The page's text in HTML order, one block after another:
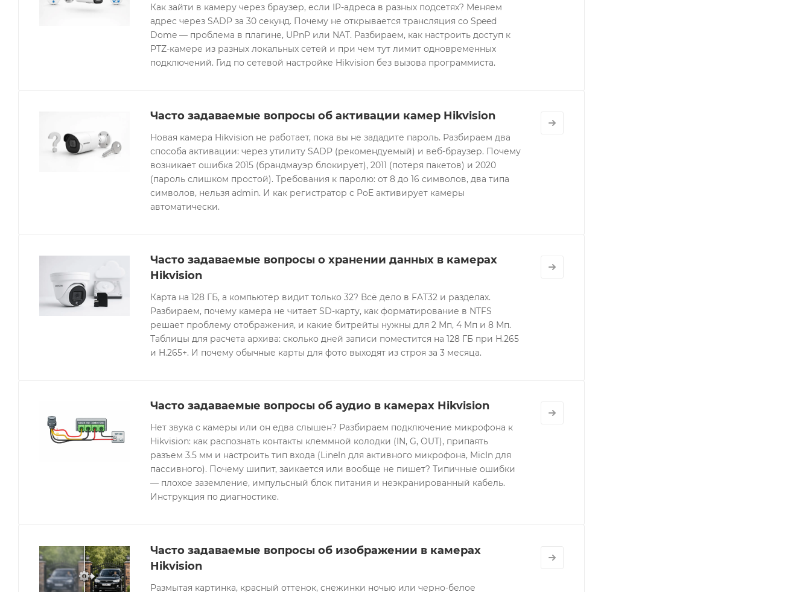
Как зайти в камеру через браузер, если IP-адреса в разных подсетях? Меняем
адрес через SADP за 30 секунд. Почему не открывается трансляция со Speed
Dome — проблема в плагине, UPnP или NAT. Разбираем, как настроить доступ к
PTZ-камере из разных локальных сетей и при чем тут лимит одновременных
подключений. Гид по сетевой настройке Hikvision без вызова программиста.
Часто задаваемые вопросы об активации камер Hikvision
Новая камера Hikvision не работает, пока вы не зададите пароль. Разбираем два
способа активации: через утилиту SADP (рекомендуемый) и веб-браузер. Почему
возникает ошибка 2015 (брандмауэр блокирует), 2011 (потеря пакетов) и 2020
(пароль слишком простой). Требования к паролю: от 8 до 16 символов, два типа
символов, нельзя admin. И как регистратор с PoE активирует камеры
автоматически.
Часто задаваемые вопросы о хранении данных в камерах
Hikvision
Карта на 128 ГБ, а компьютер видит только 32? Всё дело в FAT32 и разделах.
Разбираем, почему камера не читает SD-карту, как форматирование в NTFS
решает проблему отображения, и какие битрейты нужны для 2 Мп, 4 Мп и 8 Мп.
Таблицы для расчета архива: сколько дней записи поместится на 128 ГБ при H.265
и H.265+. И почему обычные карты для фото выходят из строя за 3 месяца.
Часто задаваемые вопросы об аудио в камерах Hikvision
Нет звука с камеры или он едва слышен? Разбираем подключение микрофона к
Hikvision: как распознать контакты клеммной колодки (IN, G, OUT), припаять
разъем 3.5 мм и настроить тип входа (LineIn для активного микрофона, MicIn для
пассивного). Почему шипит, заикается или вообще не пишет? Типичные ошибки
— плохое заземление, импульсный блок питания и неэкранированный кабель.
Инструкция по диагностике.
Часто задаваемые вопросы об изображении в камерах
Hikvision
Размытая картинка, красный оттенок, снежинки ночью или черно-белое